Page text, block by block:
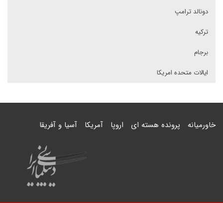
دونالد ترامپ
ترکیه
برجام
ایالات متحده امریکا
خاورمیانه پرونده هسته ای اروپا آمریکا آسیا و آفریقا